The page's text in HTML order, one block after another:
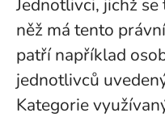
Jednotlivci, jichž
něž má tento
patří například
jednotlivců
Kategorie